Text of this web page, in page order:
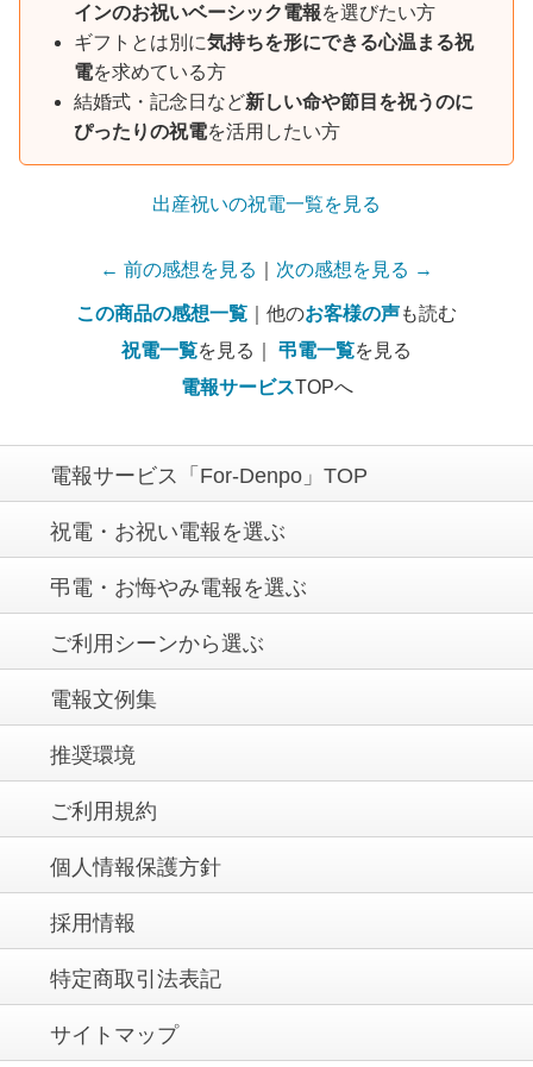
インのお祝いベーシック電報を選びたい方
ギフトとは別に気持ちを形にできる心温まる祝
電を求めている方
結婚式・記念日など新しい命や節目を祝うのに
ぴったりの祝電を活用したい方
出産祝いの祝電一覧を見る
← 前の感想を見る 次の感想を見る →
この商品の感想一覧 ｜他のお客様の声も読む
祝電一覧を見る｜ 弔電一覧を見る
電報サービスTOPへ
電報サービス「For-Denpo」TOP
祝電・お祝い電報を選ぶ
弔電・お悔やみ電報を選ぶ
ご利用シーンから選ぶ
電報文例集
推奨環境
ご利用規約
個人情報保護方針
採用情報
特定商取引法表記
サイトマップ